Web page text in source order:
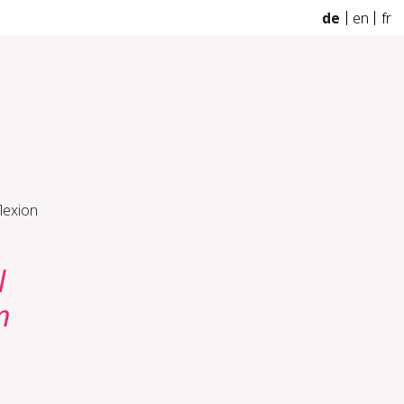
de en fr